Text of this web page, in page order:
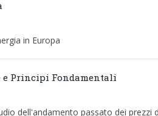
in Europa
Principi Fondamentali
dell'andamento passato dei prezzi